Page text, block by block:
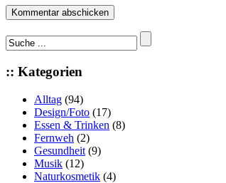
:: Kategorien
Alltag (94)
Design/Foto (17)
Essen & Trinken (8)
Fernweh (2)
Gesundheit (9)
Musik (12)
Naturkosmetik (4)